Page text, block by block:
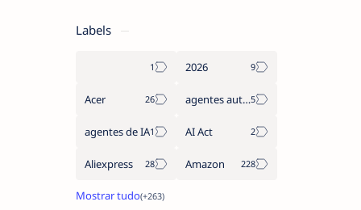
Labels
2026
Acer agentes autónomos
agentes de IA AI Act
Aliexpress Amazon